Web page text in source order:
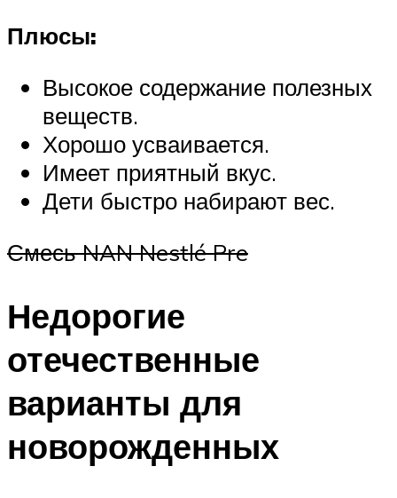
Плюсы:
Высокое содержание полезных
веществ.
Хорошо усваивается.
Имеет приятный вкус.
Дети быстро набирают вес.
Смесь NAN Nestlé Pre
Недорогие
отечественные
варианты для
новорожденных